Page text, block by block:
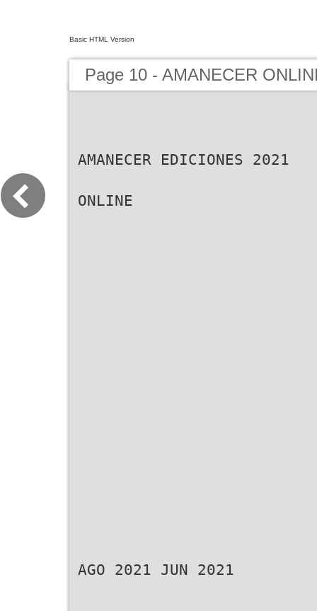
Basic HTML Version
Page 10 - AMANECER
AMANECER EDICIONES 2021
ONLINE
AGO 2021 JUN 2021